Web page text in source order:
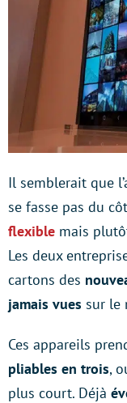
Il semblerait que
se fasse pas du
flexible mais
Les deux
cartons des
jamais vues sur le
Ces appareils
pliables en trois,
plus court. Déjà